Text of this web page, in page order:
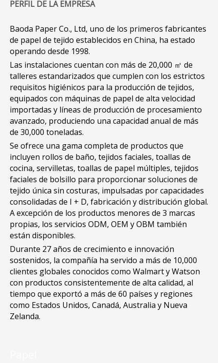
PERFIL DE LA EMPRESA
Baoda Paper Co., Ltd, uno de los primeros fabricantes
de papel de tejido establecidos en China, ha estado
operando desde 1998.
Las instalaciones cuentan con más de 20,000 ㎡ de
talleres estandarizados que cumplen con los estrictos
requisitos higiénicos para la producción de tejidos,
equipados con máquinas de papel de alta velocidad
importadas y líneas de producción de procesamiento
avanzado, produciendo una capacidad anual de más
de 30,000 toneladas.
Se ofrece una gama completa de productos que
incluyen rollos de baño, tejidos faciales, toallas de
cocina, servilletas, toallas de papel múltiples, tejidos
faciales de bolsillo para proporcionar soluciones de
tejido única sin costuras, impulsadas por capacidades
consolidadas de I + D, fabricación y distribución global.
A excepción de los productos menores de 3 marcas
propias, los servicios ODM, OEM y OBM también
están disponibles.
Durante 27 años de crecimiento e innovación
sostenidos, la compañía ha servido a más de 10,000
clientes globales conocidos como Walmart y Watson
con productos consistentemente de alta calidad, al
tiempo que exportó a más de 60 países y regiones
como Estados Unidos, Canadá, Australia y Nueva
Zelanda.